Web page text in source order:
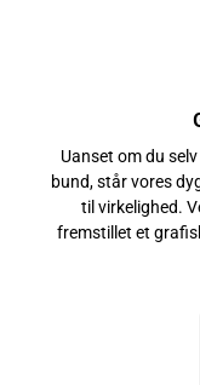
Uanset om du
bund, står vores
til virkelighed.
fremstillet et